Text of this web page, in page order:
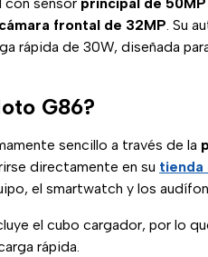
con sensor principal de 50MP
cámara frontal de 32MP. Su
rápida de 30W, diseñada
G86?
sencillo a través de la
directamente en su tienda
el smartwatch y los
el cubo cargador, por lo
rápida.